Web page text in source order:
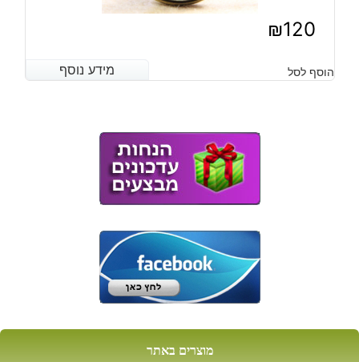
₪120
מידע נוסף הוסף לסל מידע נוסף
מוצרים באתר